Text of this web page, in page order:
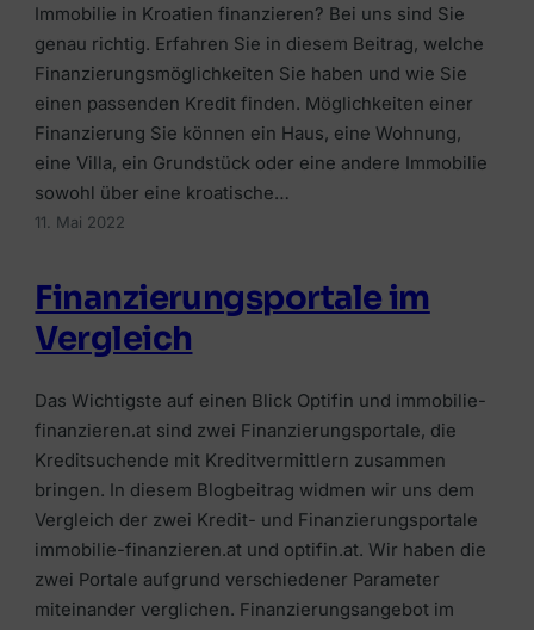
Immobilie in Kroatien finanzieren? Bei uns sind Sie
genau richtig. Erfahren Sie in diesem Beitrag, welche
Finanzierungsmöglichkeiten Sie haben und wie Sie
einen passenden Kredit finden. Möglichkeiten einer
Finanzierung Sie können ein Haus, eine Wohnung,
eine Villa, ein Grundstück oder eine andere Immobilie
sowohl über eine kroatische…
11. Mai 2022
Finanzierungsportale im
Vergleich
Das Wichtigste auf einen Blick Optifin und immobilie-
finanzieren.at sind zwei Finanzierungsportale, die
Kreditsuchende mit Kreditvermittlern zusammen
bringen. In diesem Blogbeitrag widmen wir uns dem
Vergleich der zwei Kredit- und Finanzierungsportale
immobilie-finanzieren.at und optifin.at. Wir haben die
zwei Portale aufgrund verschiedener Parameter
miteinander verglichen. Finanzierungsangebot im